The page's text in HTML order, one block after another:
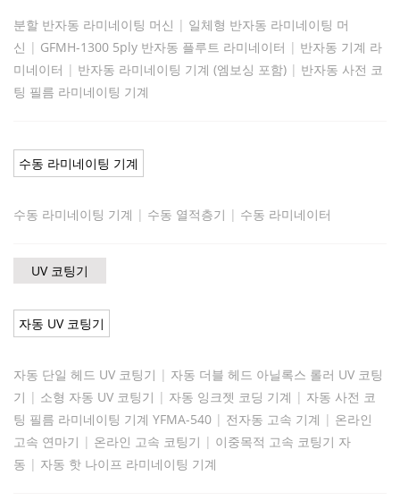
분할 반자동 라미네이팅 머신 | 일체형 반자동 라미네이팅 머
신 | GFMH-1300 5ply 반자동 플루트 라미네이터 | 반자동 기계 라
미네이터 | 반자동 라미네이팅 기계 (엠보싱 포함) | 반자동 사전 코
팅 필름 라미네이팅 기계
수동 라미네이팅 기계
수동 라미네이팅 기계 | 수동 열적층기 | 수동 라미네이터
UV 코팅기
자동 UV 코팅기
자동 단일 헤드 UV 코팅기 | 자동 더블 헤드 아닐록스 롤러 UV 코팅
기 | 소형 자동 UV 코팅기 | 자동 잉크젯 코딩 기계 | 자동 사전 코
팅 필름 라미네이팅 기계 YFMA-540 | 전자동 고속 기계 | 온라인
고속 연마기 | 온라인 고속 코팅기 | 이중목적 고속 코팅기 자
동 | 자동 핫 나이프 라미네이팅 기계